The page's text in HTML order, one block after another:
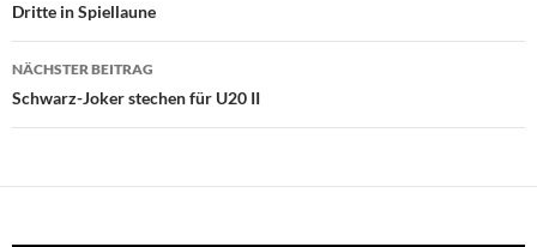
Dritte in Spiellaune
NÄCHSTER BEITRAG
Schwarz-Joker stechen für U20 II